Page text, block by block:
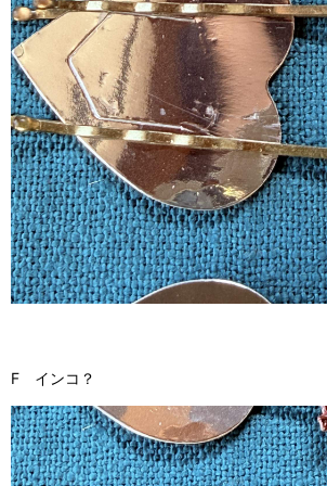
F インコ？